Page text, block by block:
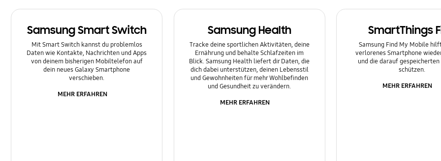
Sperre
Ton
Samsung Smart Switch
Mit Smart Switch kannst du problemlos
Daten wie Kontakte, Nachrichten und Apps
von deinem bisherigen Mobiltelefon auf
dein neues Galaxy Smartphone
verschieben.
MEHR ERFAHREN
Samsung Health
Tracke deine sportlichen Aktivitäten, deine
Ernährung und behalte Schlafzeiten im
Blick. Samsung Health liefert dir Daten, die
dich dabei unterstützen, deinen Lebensstil
und Gewohnheiten für mehr Wohlbefinden
und Gesundheit zu verändern.
MEHR ERFAHREN
SmartThings
Samsung Find My Mobile
verlorenes Smartphone
und die darauf
schützen.
MEHR ERFAHREN